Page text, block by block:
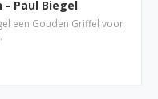
- Paul Biegel
een Gouden Griffel voor